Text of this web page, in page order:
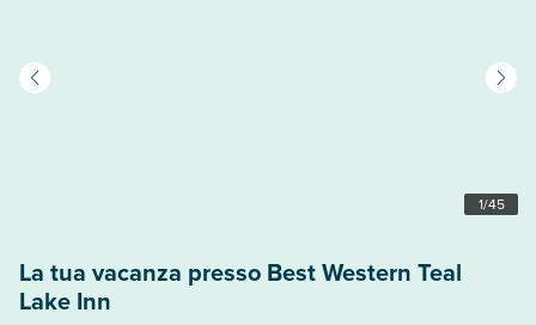
1/45
La tua vacanza presso Best Western Teal
Lake Inn